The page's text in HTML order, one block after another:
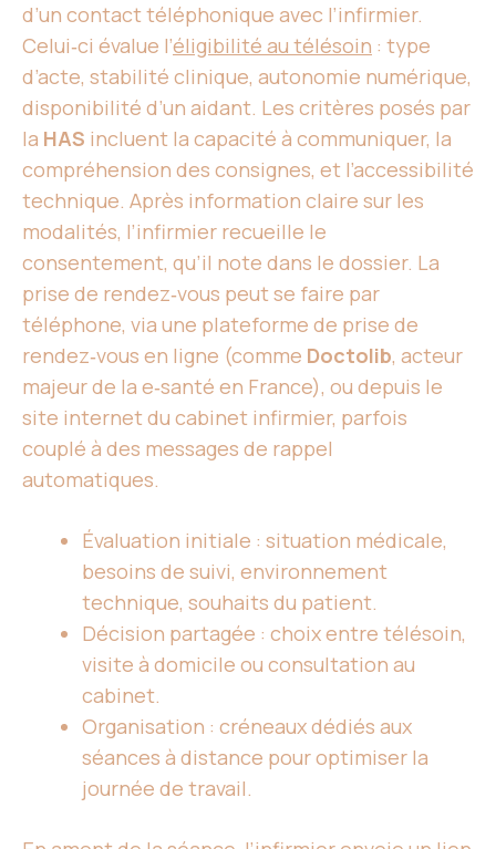
d’un contact téléphonique avec l’infirmier.
Celui‑ci évalue l’éligibilité au télésoin : type
d’acte, stabilité clinique, autonomie numérique,
disponibilité d’un aidant. Les critères posés par
la HAS incluent la capacité à communiquer, la
compréhension des consignes, et l’accessibilité
technique. Après information claire sur les
modalités, l’infirmier recueille le
consentement, qu’il note dans le dossier. La
prise de rendez‑vous peut se faire par
téléphone, via une plateforme de prise de
rendez‑vous en ligne (comme Doctolib, acteur
majeur de la e‑santé en France), ou depuis le
site internet du cabinet infirmier, parfois
couplé à des messages de rappel
automatiques.
Évaluation initiale : situation médicale,
besoins de suivi, environnement
technique, souhaits du patient.
Décision partagée : choix entre télésoin,
visite à domicile ou consultation au
cabinet.
Organisation : créneaux dédiés aux
séances à distance pour optimiser la
journée de travail.